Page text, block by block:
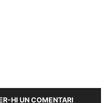
HI UN COMENTARI